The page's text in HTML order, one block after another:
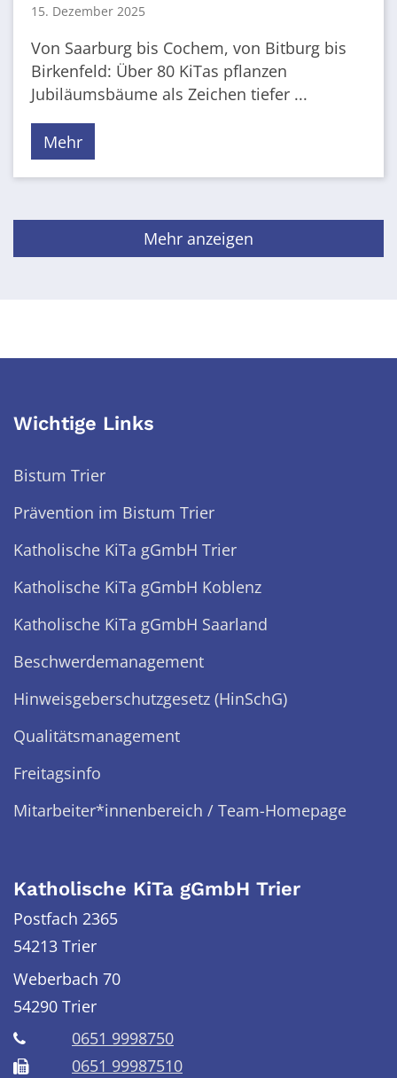
15. Dezember 2025
Von Saarburg bis Cochem, von Bitburg bis
Birkenfeld: Über 80 KiTas pflanzen
Jubiläumsbäume als Zeichen tiefer ...
Mehr
Mehr anzeigen
Wichtige Links
Bistum Trier
Prävention im Bistum Trier
Katholische KiTa gGmbH Trier
Katholische KiTa gGmbH Koblenz
Katholische KiTa gGmbH Saarland
Beschwerdemanagement
Hinweisgeberschutzgesetz (HinSchG)
Qualitätsmanagement
Freitagsinfo
Mitarbeiter*innenbereich / Team-Homepage
Katholische KiTa gGmbH Trier
Postfach 2365
54213 Trier
Weberbach 70
54290 Trier
0651 9998750
0651 99987510